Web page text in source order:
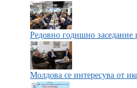
Редовно годишно
Молдова се интересува от